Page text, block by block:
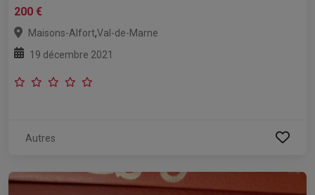
200 €
Maisons-Alfort,Val-de-Marne
19 décembre 2021
Autres